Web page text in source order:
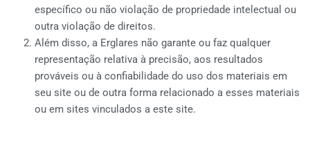
específico ou não violação de propriedade intelectual ou
outra violação de direitos.
Além disso, a Erglares não garante ou faz qualquer
representação relativa à precisão, aos resultados
prováveis ou à confiabilidade do uso dos materiais em
seu site ou de outra forma relacionado a esses materiais
ou em sites vinculados a este site.